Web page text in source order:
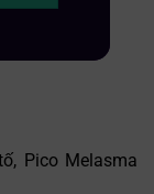
Pico Melasma